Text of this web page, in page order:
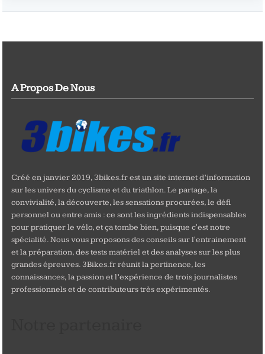
A Propos De Nous
Créé en janvier 2019, 3bikes.fr est un site internet d’information
sur les univers du cyclisme et du triathlon. Le partage, la
convivialité, la découverte, les sensations procurées, le défi
personnel ou entre amis : ce sont les ingrédients indispensables
pour pratiquer le vélo, et ça tombe bien, puisque c'est notre
spécialité. Nous vous proposons des conseils sur l'entrainement
et la préparation, des tests matériel et des analyses sur les plus
grandes épreuves. 3Bikes.fr réunit la pertinence, les
connaissances, la passion et l’expérience de trois journalistes
professionnels et de contributeurs très expérimentés.